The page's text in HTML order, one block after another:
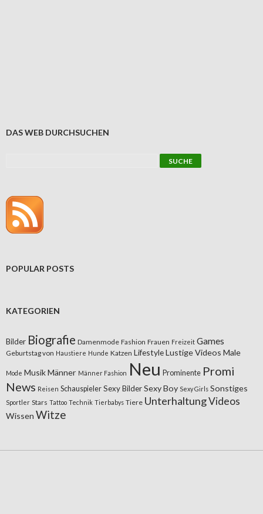
DAS WEB DURCHSUCHEN
POPULAR POSTS
KATEGORIEN
Bilder Biografie Damenmode Fashion Frauen Freizeit Games
Geburtstag von Haustiere Hunde Katzen LifestyleLustige Videos Male
Mode MusikMänner Männer Fashion Neu Prominente Promi
News Reisen Schauspieler Sexy BilderSexy Boy Sexy Girls Sonstiges
Sportler Stars Tattoo Technik Tierbabys Tiere UnterhaltungVideos
Wissen Witze